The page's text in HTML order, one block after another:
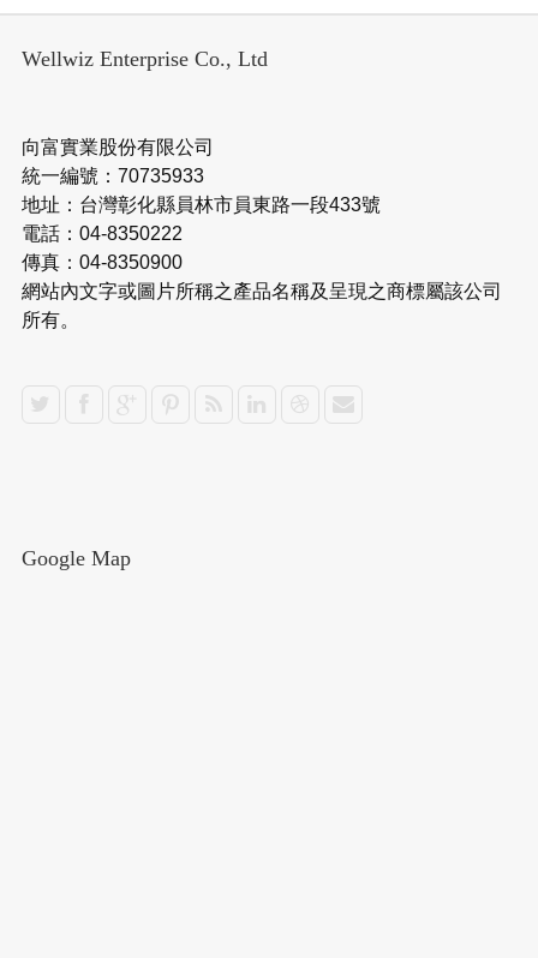
Wellwiz Enterprise Co., Ltd
向富實業股份有限公司
統一編號：70735933
地址：台灣彰化縣員林市員東路一段433號
電話：04-8350222
傳真：04-8350900
網站內文字或圖片所稱之產品名稱及呈現之商標屬該公司
所有。
Google Map